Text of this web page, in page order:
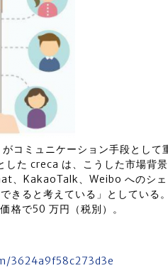
コミュニケーション手段として
した creca は、こうした市場背
、KakaoTalk、Weibo へのシ
きると考えている」としている。
格で50 万円（税別）。
3624a9f58c273d3e